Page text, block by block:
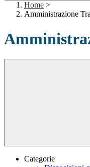
Home >
Amministrazione
Categorie